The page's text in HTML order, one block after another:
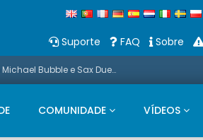
Suporte FAQ Sobre
Promo: Neste Natal, apresentamos um Michael Bubble e Sax Duets
COMUNIDADE VÍDEOS